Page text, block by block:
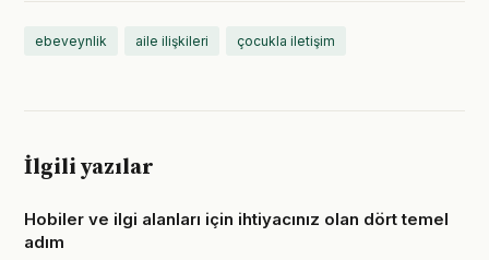
ebeveynlik aile ilişkileri çocukla iletişim
İlgili yazılar
Hobiler ve ilgi alanları için ihtiyacınız olan dört temel
adım